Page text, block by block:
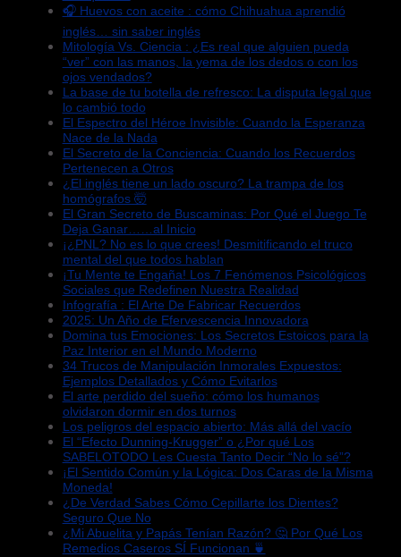
🎧 Huevos con aceite : cómo Chihuahua aprendió
inglés… sin saber inglés
Mitología Vs. Ciencia : ¿Es real que alguien pueda
“ver” con las manos, la yema de los dedos o con los
ojos vendados?
La base de tu botella de refresco: La disputa legal que
lo cambió todo
El Espectro del Héroe Invisible: Cuando la Esperanza
Nace de la Nada
El Secreto de la Conciencia: Cuando los Recuerdos
Pertenecen a Otros
¿El inglés tiene un lado oscuro? La trampa de los
homógrafos 🤯
El Gran Secreto de Buscaminas: Por Qué el Juego Te
Deja Ganar……al Inicio
¡¿PNL? No es lo que crees! Desmitificando el truco
mental del que todos hablan
¡Tu Mente te Engaña! Los 7 Fenómenos Psicológicos
Sociales que Redefinen Nuestra Realidad
Infografía : El Arte De Fabricar Recuerdos
2025: Un Año de Efervescencia Innovadora
Domina tus Emociones: Los Secretos Estoicos para la
Paz Interior en el Mundo Moderno
34 Trucos de Manipulación Inmorales Expuestos:
Ejemplos Detallados y Cómo Evitarlos
El arte perdido del sueño: cómo los humanos
olvidaron dormir en dos turnos
Los peligros del espacio abierto: Más allá del vacío
El “Efecto Dunning-Krugger” o ¿Por qué Los
SABELOTODO Les Cuesta Tanto Decir “No lo sé”?
¡El Sentido Común y la Lógica: Dos Caras de la Misma
Moneda!
¿De Verdad Sabes Cómo Cepillarte los Dientes?
Seguro Que No
¿Mi Abuelita y Papás Tenían Razón? 🤔 Por Qué Los
Remedios Caseros SÍ Funcionan 🍵